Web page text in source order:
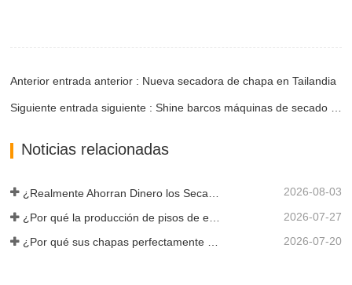
Anterior entrada anterior : Nueva secadora de chapa en Tailandia
Siguiente entrada siguiente : Shine barcos máquinas de secado avanzado a Camboya y Tailandia
Noticias relacionadas
2026-08-03
2026-07-27
¿Por qué sus chapas perfectamente secadas se rehumedecen? 2026-07-20